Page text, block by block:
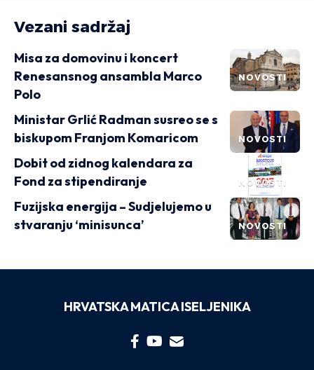
Vezani sadržaj
NOVOSTI
Misa za domovinu i koncert
Renesansnog ansambla Marco
Polo
NOVOSTI
Ministar Grlić Radman susreo se s
biskupom Franjom Komaricom
NOVOSTI
Dobit od zidnog kalendara za
Fond za stipendiranje
NOVOSTI
Fuzijska energija – Sudjelujemo u
stvaranju ‘minisunca’
HRVATSKA MATICA ISELJENIKA